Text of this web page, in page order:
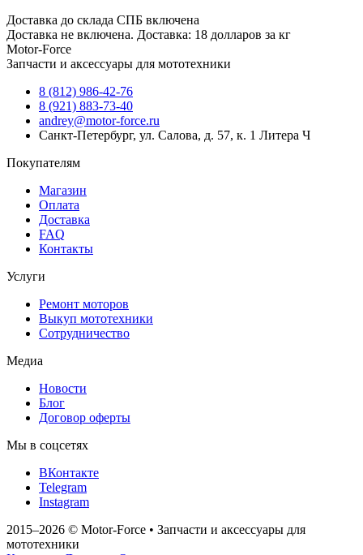
Доставка до склада СПБ включена
Доставка не включена. Доставка: 18 долларов за кг
Motor-Force
Запчасти и аксессуары для мототехники
8 (812) 986-42-76
8 (921) 883-73-40
andrey@motor-force.ru
Санкт-Петербург, ул. Салова, д. 57, к. 1 Литера Ч
Покупателям
Магазин
Оплата
Доставка
FAQ
Контакты
Услуги
Ремонт моторов
Выкуп мототехники
Сотрудничество
Медиа
Новости
Блог
Договор оферты
Мы в соцсетях
ВКонтакте
Telegram
Instagram
2015–2026 © Motor‑Force • Запчасти и аксессуары для
мототехники